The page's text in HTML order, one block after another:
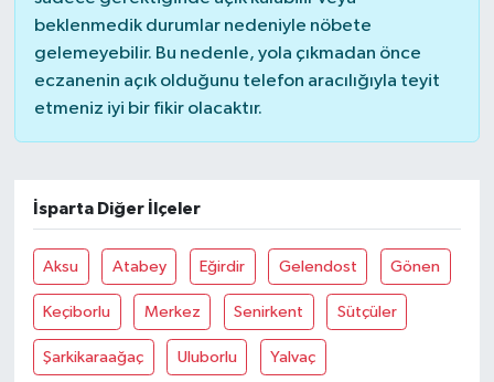
beklenmedik durumlar nedeniyle nöbete
gelemeyebilir. Bu nedenle, yola çıkmadan önce
eczanenin açık olduğunu telefon aracılığıyla teyit
etmeniz iyi bir fikir olacaktır.
İsparta Diğer İlçeler
Aksu Atabey Eğirdir Gelendost Gönen
Keçiborlu Merkez Senirkent Sütçüler
Şarkikaraağaç Uluborlu Yalvaç